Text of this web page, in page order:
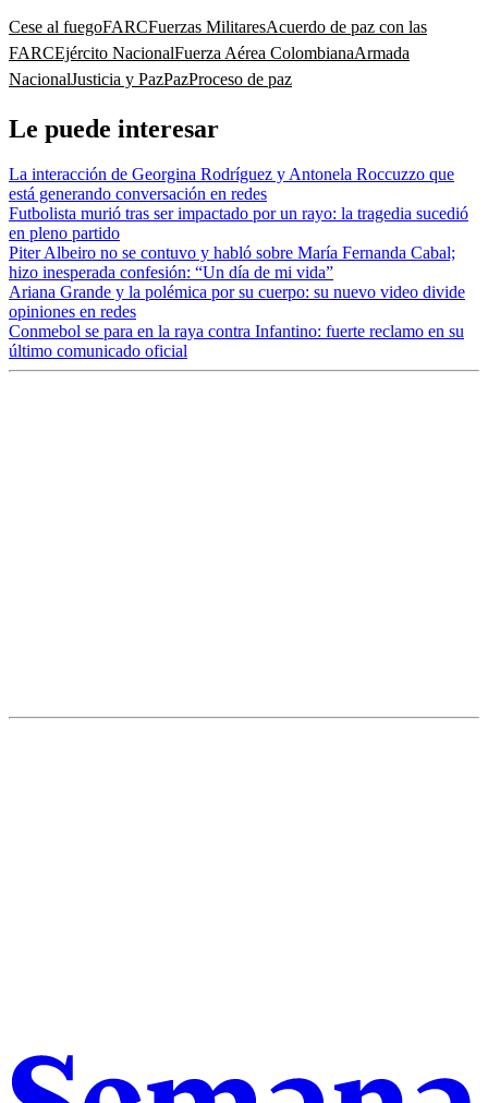
Cese al fuegoFARCFuerzas MilitaresAcuerdo de paz con las
FARCEjército NacionalFuerza Aérea ColombianaArmada
NacionalJusticia y PazPazProceso de paz
Le puede interesar
La interacción de Georgina Rodríguez y Antonela Roccuzzo que
está generando conversación en redes
Futbolista murió tras ser impactado por un rayo: la tragedia sucedió
en pleno partido
Piter Albeiro no se contuvo y habló sobre María Fernanda Cabal;
hizo inesperada confesión: “Un día de mi vida”
Ariana Grande y la polémica por su cuerpo: su nuevo video divide
opiniones en redes
Conmebol se para en la raya contra Infantino: fuerte reclamo en su
último comunicado oficial